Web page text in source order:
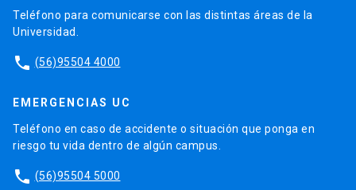
Teléfono para comunicarse con las distintas áreas de la
Universidad.
phone (56)95504 4000
EMERGENCIAS UC
Teléfono en caso de accidente o situación que ponga en
riesgo tu vida dentro de algún campus.
phone (56)95504 5000